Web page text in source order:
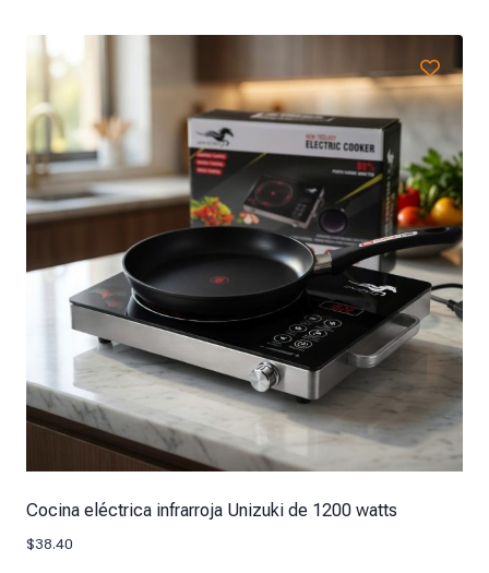
Cocina eléctrica infrarroja Unizuki de 1200 watts
$38.40